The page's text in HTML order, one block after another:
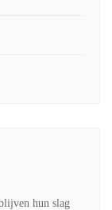
hun slag